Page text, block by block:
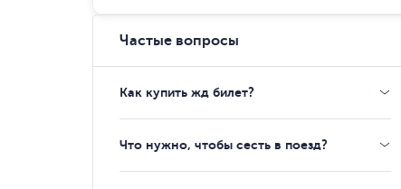
Частые вопросы
Как купить жд билет?
Что нужно, чтобы сесть в поезд?